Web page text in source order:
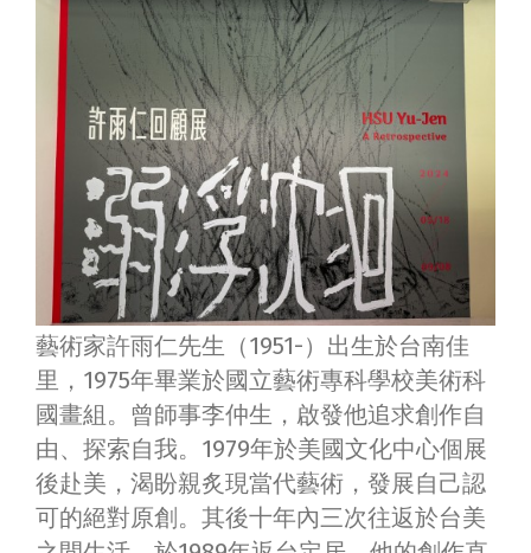
藝術家許雨仁先生（1951-）出生於台南佳
里，1975年畢業於國立藝術專科學校美術科
國畫組。曾師事李仲生，啟發他追求創作自
由、探索自我。1979年於美國文化中心個展
後赴美，渴盼親炙現當代藝術，發展自己認
可的絕對原創。其後十年內三次往返於台美